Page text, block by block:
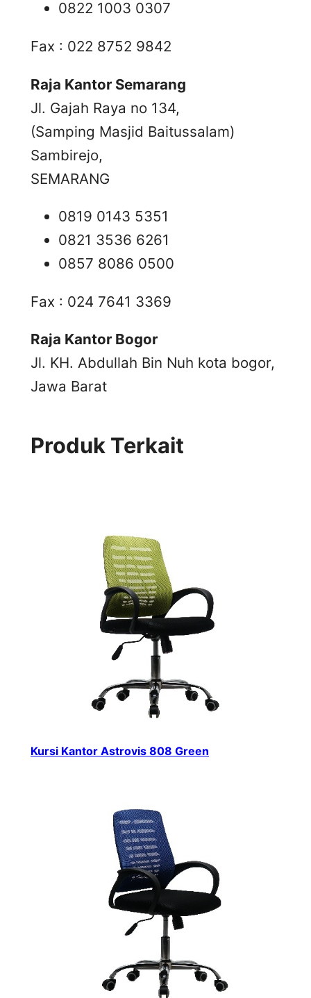
0822 1003 0307
Fax : 022 8752 9842
Raja Kantor Semarang
Jl. Gajah Raya no 134,
(Samping Masjid Baitussalam)
Sambirejo,
SEMARANG
0819 0143 5351
0821 3536 6261
0857 8086 0500
Fax : 024 7641 3369
Raja Kantor Bogor
Jl. KH. Abdullah Bin Nuh kota bogor,
Jawa Barat
Produk Terkait
Kursi Kantor Astrovis 808 Green